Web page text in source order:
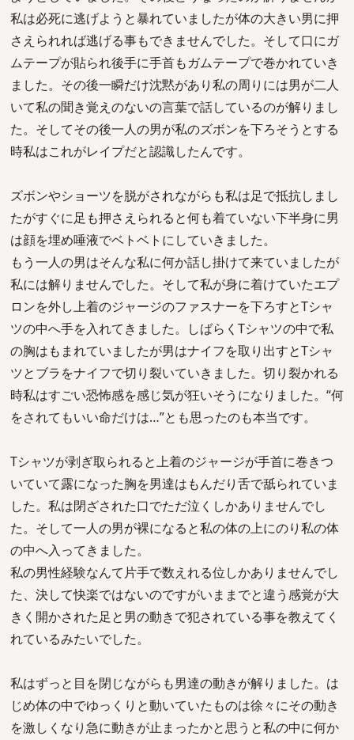
私は必死に逃げようと暴れていましたが体の大きい男に押
さえられれば逃げる事もできませんでした。そして口にガ
ムテープが貼られ後手に手首もガムテープで巻かれていき
ました。その後一瞬だけ沈黙があり私の周りには男が二人
いて私の聞き覚えのないの言葉で話しているのが解りまし
た。そしてその後一人の男が私のズボンを下ろそうとする
時私はこれがレイプだと認識したんです。
ズボンやショーツを脱がされながらも私は足で抵抗しまし
たがすぐに足も押さえられると何も着ていない下半身に男
は顔を埋め唾液でベトベトにしていきました。
もう一人の男はそんな私に何か話し掛けて来ていましたが
私には解りませんでした。そして私が身に着けていたエプ
ロンを外し上着のジャージのファスナーを下ろすとTシャ
ツの中へ手を入れてきました。しばらくTシャツの中で私
の胸はもまれていましたが男はナイフを取り出すとTシャ
ツとブラをナイフで切り裂いていきました。切り裂かれる
時私はすごい恐怖感を感じ気が狂いそうになりました。“何
をされてもいい命だけは…”とも思ったのも本当です。
Tシャツが剥ぎ取られると上着のジャージが手首に巻きつ
いていて露になった胸を男達はもんだり舌で舐られていま
した。私は閉ざされた口でただ泣くしかありませんでし
た。そして一人の男が裸になると私の体の上にのり私の体
の中へ入ってきました。
私の男性経験なんて片手で数えれる位しかありませんでし
た、決して快楽ではないのですがいままでと違う感覚が大
きく開かされた足と男の動きで犯されている事を教えてく
れているみたいでした。
私はずっと目を閉じながらも男達の動きが解りました。は
じめ体の中でゆっくりと動いていたものは徐々にその動き
を激しくなり急に動きが止まったかと思うと私の中に何か